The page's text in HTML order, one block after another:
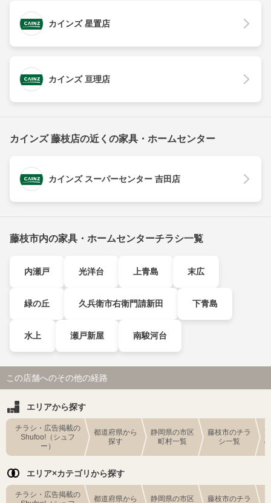
カインズ 星置店
カインズ 亘理店
カインズ 藤枝店の近くの家具・ホームセンター
カインズ スーパーセンター 吉田店
藤枝市内の家具・ホームセンターチラシ一覧
内瀬戸 光洋台 上青島 末広
緑の丘 久兵衛市右衛門請新田 下青島
水上 瀬戸新屋 南駿河台
この店舗へのその他の経路
エリアから探す
チラシ・広告掲載の
Shufoo!（シュフ
ー）
都道府県から
探す
静岡県の市区
町村一覧
藤枝市のチラ
シ一覧
エリア×カテゴリから探す
チラシ・広告掲載の
都道府県から
静岡県の市区
藤枝市のチラ